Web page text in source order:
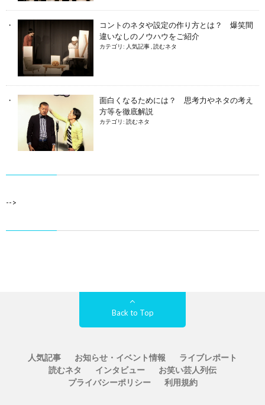
コントのネタや設定の作り方とは？ 爆笑間
違いなしのノウハウをご紹介
カテゴリ: 人気記事 読むネタ
面白くなるためには？ 思考力やネタの考え
方等を徹底解説
カテゴリ: 読むネタ
-->
Back to Top
人気記事 お知らせ・イベント情報
ライブレポート
読むネタ
インタビュー
お笑い芸人列伝
プライバシーポリシー
利用規約